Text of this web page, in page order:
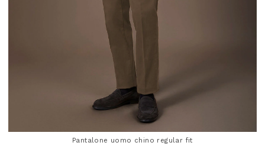
Pantalone uomo chino regular fit